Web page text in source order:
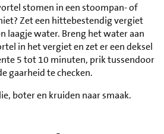
stomen in een stoompan- of
Zet een hittebestendig vergiet
laagje water. Breng het water aan
in het vergiet en zet er een deksel
5 tot 10 minuten, prik tussendoor
gaarheid te checken.
boter en kruiden naar smaak.